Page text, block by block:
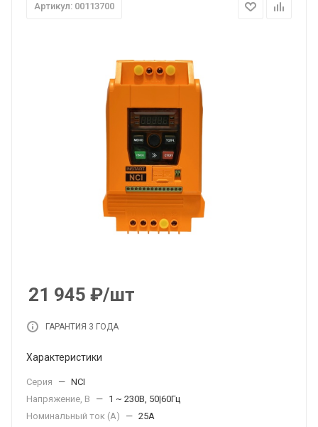
Артикул: 00113700
21 945 ₽/шт
ГАРАНТИЯ 3 ГОДА
Характеристики
Серия — NCI
Напряжение, В
— 1 ~ 230В, 50|60Гц
Номинальный ток (А)
— 25А